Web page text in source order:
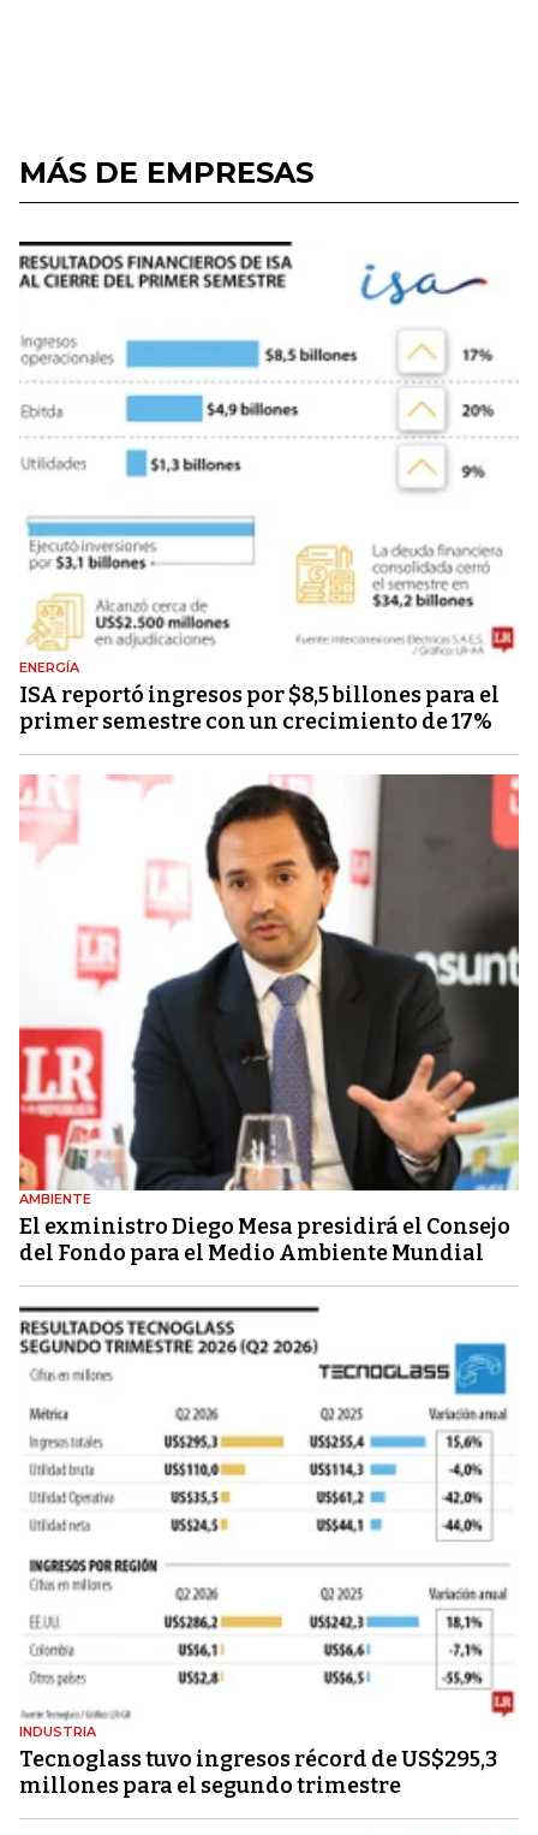
MÁS DE EMPRESAS
ENERGÍA
ISA reportó ingresos por $8,5 billones para el
primer semestre con un crecimiento de 17%
AMBIENTE
El exministro Diego Mesa presidirá el Consejo
del Fondo para el Medio Ambiente Mundial
INDUSTRIA
Tecnoglass tuvo ingresos récord de US$295,3
millones para el segundo trimestre